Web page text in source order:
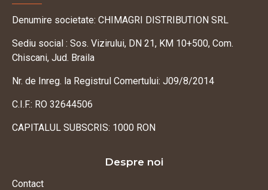
Denumire societate: CHIMAGRI DISTRIBUTION SRL
Sediu social : Sos. Vizirului, DN 21, KM 10+500, Com.
Chiscani, Jud. Braila
Nr. de Inreg. la Registrul Comertului: J09/8/2014
C.I.F.: RO 32644506
CAPITALUL SUBSCRIS: 1000 RON
Despre noi
Contact